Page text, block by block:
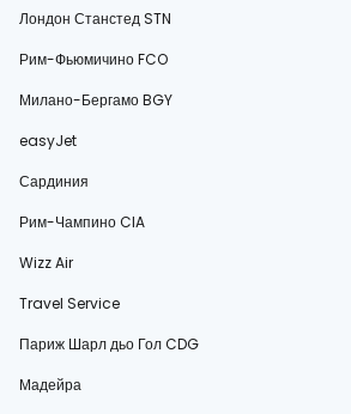
Лондон Станстед STN
Рим-Фьюмичино FCO
Милано-Бергамо BGY
easyJet
Сардиния
Рим-Чампино CIA
Wizz Air
Travel Service
Париж Шарл дьо Гол CDG
Мадейра